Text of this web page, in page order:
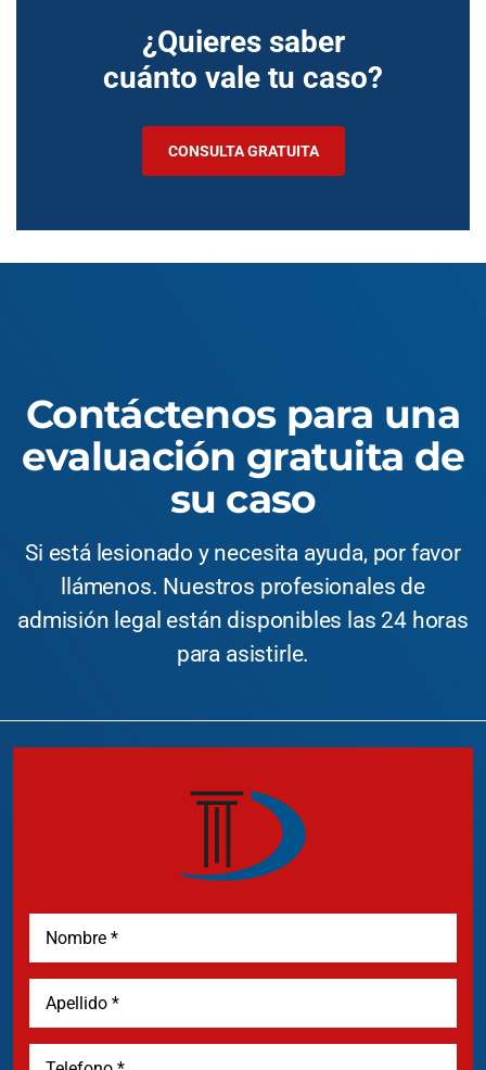
¿Quieres saber
cuánto vale tu caso?
CONSULTA GRATUITA
Contáctenos para una
evaluación gratuita de
su caso
Si está lesionado y necesita ayuda, por favor
llámenos. Nuestros profesionales de
admisión legal están disponibles las 24 horas
para asistirle.